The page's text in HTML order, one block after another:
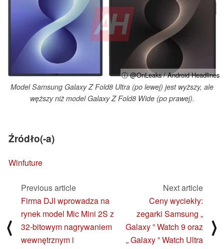
ⓘ @OnLeaks / Android Headlines
Model Samsung Galaxy Z Fold8 Ultra (po lewej) jest wyższy, ale
węższy niż model Galaxy Z Fold8 Wide (po prawej).
Źródło(-a)
Winfuture
⟨
Previous article
Firma DJI wprowadza na
rynek model Mic Mini 2S z
32-bitowym nagrywaniem
wewnętrznym i
Next article
Ceny wyciekły:
zegarki Samsung „
Galaxy ” Watch 9 oraz
„ Galaxy ” Watch Ultra
⟩